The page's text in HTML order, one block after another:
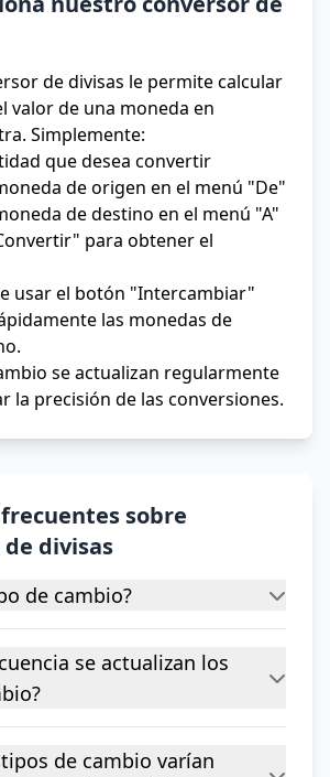
de divisas le permite calcular
valor de una moneda en
Simplemente:
que desea convertir
de origen en el menú "De"
de destino en el menú "A"
para obtener el
usar el botón "Intercambiar"
las monedas de
se actualizan regularmente
la precisión de las conversiones.
sobre
divisas
de cambio?
se actualizan los
de cambio varían